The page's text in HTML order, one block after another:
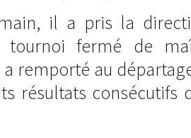
il a pris la
tournoi fermé de
remporté au
résultats